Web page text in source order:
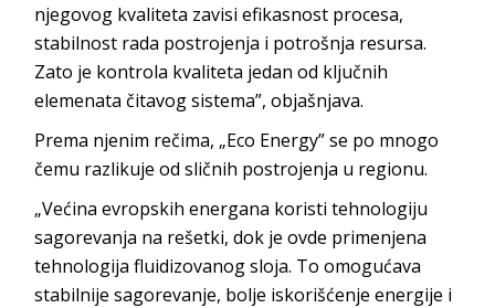
njegovog kvaliteta zavisi efikasnost procesa,
stabilnost rada postrojenja i potrošnja resursa.
Zato je kontrola kvaliteta jedan od ključnih
elemenata čitavog sistema”, objašnjava.
Prema njenim rečima, „Eco Energy” se po mnogo
čemu razlikuje od sličnih postrojenja u regionu.
„Većina evropskih energana koristi tehnologiju
sagorevanja na rešetki, dok je ovde primenjena
tehnologija fluidizovanog sloja. To omogućava
stabilnije sagorevanje, bolje iskorišćenje energije i